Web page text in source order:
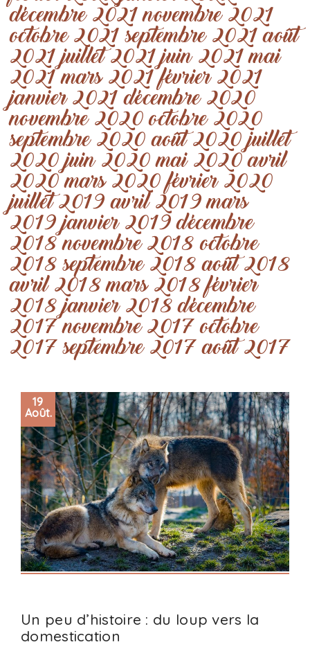
décembre 2021novembre 2021
octobre 2021septembre 2021août
2021juillet 2021juin 2021mai
2021mars 2021février 2021
janvier 2021décembre 2020
novembre 2020octobre 2020
septembre 2020août 2020juillet
2020juin 2020mai 2020avril
2020mars 2020février 2020
juillet 2019avril 2019mars
2019janvier 2019décembre
2018novembre 2018octobre
2018septembre 2018août 2018
avril 2018mars 2018février
2018janvier 2018décembre
2017novembre 2017octobre
2017septembre 2017août 2017
Un peu d’histoire : du loup vers la
domestication
19
Août.